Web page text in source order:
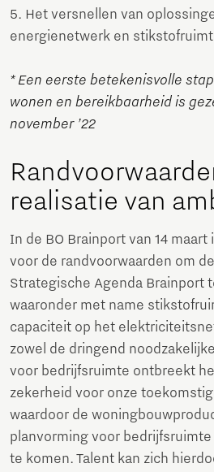
5. Het versnellen van
energienetwerk en
* Een eerste betekenisvolle
wonen en bereikbaarheid is
november ’22
realisatie van
In de BO Brainport van 14
voor de randvoorwaarden om
Strategische Agenda Brainport
waaronder met name
capaciteit op het
zowel de dringend
voor bedrijfsruimte ontbreekt
zekerheid voor onze
waardoor de
planvorming voor
te komen. Talent kan zich